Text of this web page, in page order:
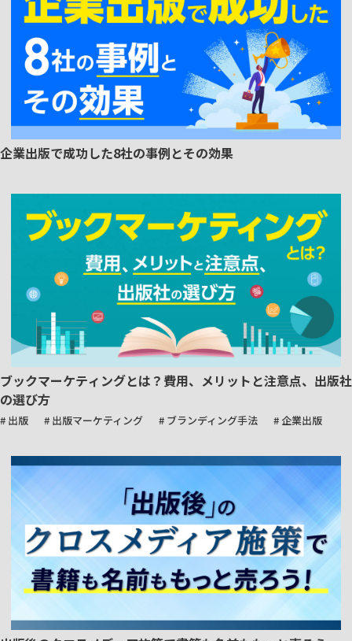
企業出版で成功した8社の事例とその効果
ブックマーケティングとは？費用、メリットと注意点、出版社
の選び方
# 出版 # 出版マーケティング # ブランディング手法 # 企業出版